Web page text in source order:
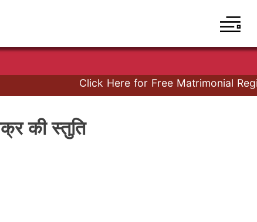
Click Here for Free Matrimonial
की स्तुति